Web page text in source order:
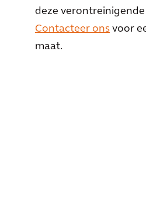
deze
Contacteer ons voor
maat.